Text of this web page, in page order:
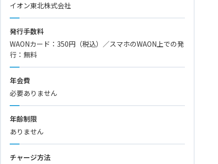
イオン東北株式会社
発行手数料
WAONカード：350円（税込）／スマホのWAON上での発
行：無料
年会費
必要ありません
年齢制限
ありません
チャージ方法